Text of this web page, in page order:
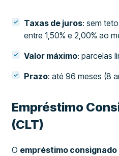
Taxas de juros: sem
entre 1,50% e 2,00% ao
Valor máximo: parcelas
Prazo: até 96 meses (8
Empréstimo
(CLT)
O empréstimo consignado